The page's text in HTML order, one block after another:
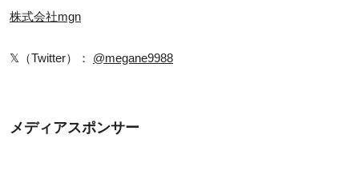
株式会社mgn
𝕏（Twitter）： @megane9988
メディアスポンサー